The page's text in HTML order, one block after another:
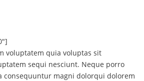
voluptatem quia voluptas sit
sequi nesciunt. Neque porro
magni dolorqui dolorem